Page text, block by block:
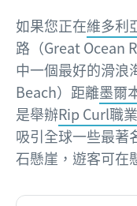
如果您正在維多利
路（Great Ocean
中一個最好的滑浪
Beach）距離墨爾
是舉辦Rip Curl職
吸引全球一些最著
石懸崖，遊客可在